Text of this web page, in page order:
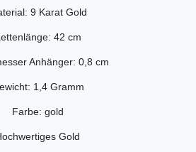
9 Karat Gold
42 cm
Anhänger: 0,8 cm
1,4 Gramm
Farbe: gold
Gold